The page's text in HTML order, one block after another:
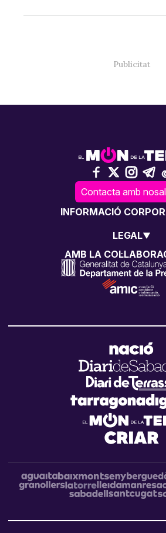
Contacta amb
INFORMACIÓ
LEGAL
AMB LA